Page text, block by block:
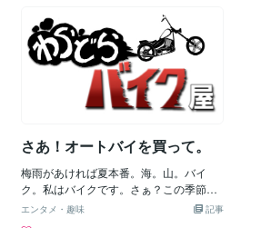
さあ！オートバイを買って。
梅雨があければ夏本番。海。山。バイ
ク。私はバイクです。さぁ？この季節に
免許をとりバイク。デビュウーの方もい
記事
エンタメ・趣味